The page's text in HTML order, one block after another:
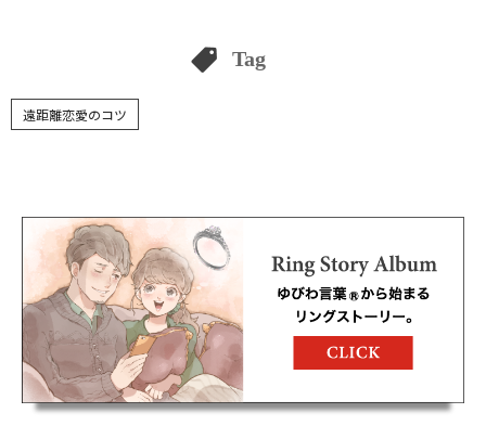
Tag
遠距離恋愛のコツ